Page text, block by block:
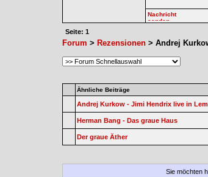
Seite: 1
Forum > Rezensionen > Andrej
Ähnliche Beiträge
Andrej Kurkow - Jimi Hendrix live in
Herman Bang - Das graue Haus
Der graue Äther
Sie möchten